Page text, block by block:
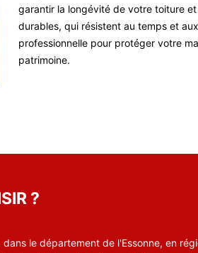
garantir la longévité de votre toiture
durables, qui résistent au temps et
professionnelle pour protéger votre
patrimoine.
?
le département de l'Essonne, en